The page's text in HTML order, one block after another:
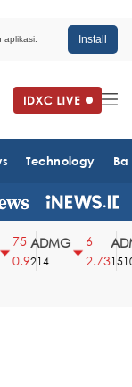
Install
Technology
75
0.9
ADMG
214
2.731510